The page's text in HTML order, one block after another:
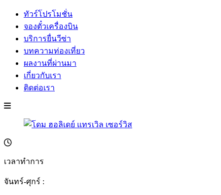
ทัวร์โปรโมชั่น
จองตั๋วเครื่องบิน
บริการยื่นวีซ่า
บทความท่องเที่ยว
ผลงานที่ผ่านมา
เกี่ยวกับเรา
ติดต่อเรา
เวลาทำการ
จันทร์-ศุกร์ :